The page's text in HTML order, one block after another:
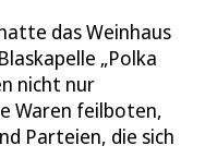
das Weinhaus
„Polka
nicht nur
Waren feilboten,
Parteien, die sich